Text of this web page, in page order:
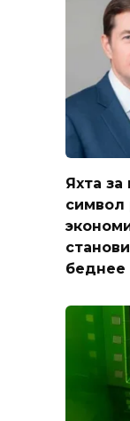
Яхта
символ
беднее